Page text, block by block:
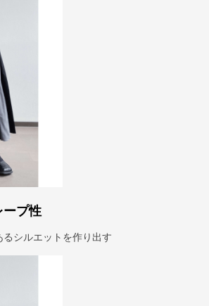
ープ性
シルエットを作り出す